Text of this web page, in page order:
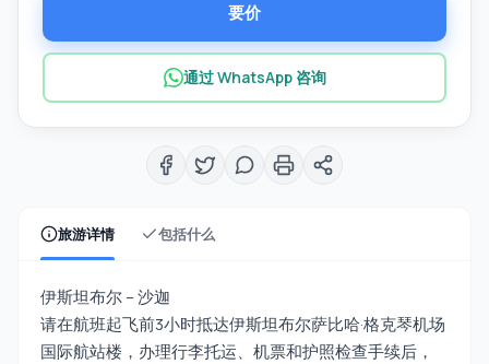
旅游详情 包括什么
伊斯坦布尔 – 沙迦
请在航班起飞前3小时抵达伊斯坦布尔萨比哈·格克琴机场
国际航站楼，办理行李托运、机票和护照检查手续后，
要价
通过 WhatsApp 咨询